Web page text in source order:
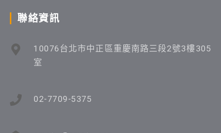
聯絡資訊
10076台北市中正區重慶南路三段2號3樓305
室
02-7709-5375